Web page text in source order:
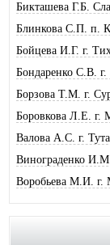
Бикташева Г.Б.
Блинкова С.П. п.
Бойцева И.Г. г.
Бондаренко С.В. г.
Борзова Т.М. г.
Боровкова Л.Е. г.
Валова А.С. г.
Винограденко
Воробьева М.И. г.
Гандрабура Н.В.